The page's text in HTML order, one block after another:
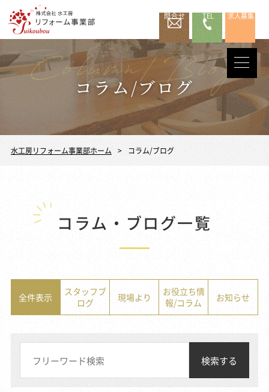
問合せ TEL 求人募集
コラム/ブログ
水工房リフォーム事業部ホーム コラム/ブログ
コラム・ブログ一覧
全件表示
スタッフブ
ログ
現場より
お役立ち情
報/コラム
お知らせ
検索する